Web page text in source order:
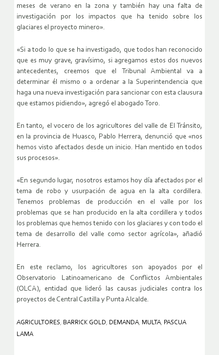
meses de verano en la zona y también hay una falta de
investigación por los impactos que ha tenido sobre los
glaciares el proyecto minero».
«Si a todo lo que se ha investigado, que todos han reconocido
que es muy grave, gravísimo, si agregamos estos dos nuevos
antecedentes, creemos que el Tribunal Ambiental va a
determinar él mismo o a ordenar a la Superintendencia que
haga una nueva investigación para sancionar con esta clausura
que estamos pidiendo», agregó el abogado Toro.
En tanto, el vocero de los agricultores del valle de El Tránsito,
en la provincia de Huasco, Pablo Herrera, denunció que «nos
hemos visto afectados desde un inicio. Han mentido en todos
sus procesos».
«En segundo lugar, nosotros estamos hoy día afectados por el
tema de robo y usurpación de agua en la alta cordillera.
Tenemos problemas de producción en el valle por los
problemas que se han producido en la alta cordillera y todos
los problemas que hemos tenido con los glaciares y con todo el
tema de desarrollo del valle como sector agrícola», añadió
Herrera.
En este reclamo, los agricultores son apoyados por el
Observatorio Latinoamericano de Conflictos Ambientales
(OLCA), entidad que lideró las causas judiciales contra los
proyectos de Central Castilla y Punta Alcalde.
AGRICULTORES, BARRICK GOLD, DEMANDA, MULTA, PASCUA
LAMA